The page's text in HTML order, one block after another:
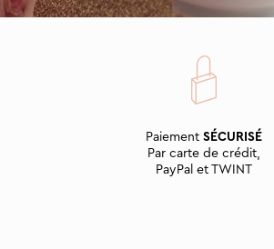
Paiement SÉCURISÉ
Par carte de crédit,
PayPal et TWINT